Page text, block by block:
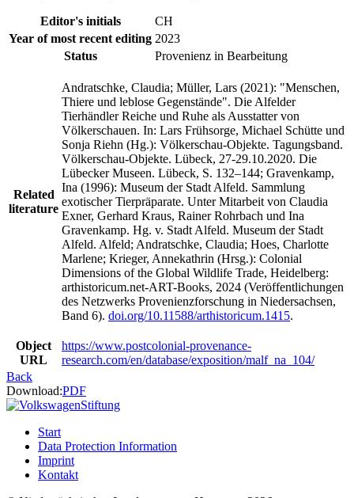
Editor's initials
CH
Year of most recent editing 2023
Status
Provenienz in Bearbeitung
Related
literature
Andratschke, Claudia; Müller, Lars (2021): "Menschen,
Thiere und leblose Gegenstände". Die Alfelder
Tierhändler Reiche und Ruhe als Ausstatter von
Völkerschauen. In: Lars Frühsorge, Michael Schütte und
Sonja Riehn (Hg.): Völkerschau-Objekte. Tagungsband.
Völkerschau-Objekte. Lübeck, 27-29.10.2020. Die
Lübecker Museen. Lübeck, S. 132–144; Gravenkamp,
Ina (1996): Museum der Stadt Alfeld. Sammlung
exotischer Tierpräparate. Unter Mitarbeit von Claudia
Exner, Gerhard Kraus, Rainer Rohrbach und Ina
Gravenkamp. Hg. v. Stadt Alfeld. Museum der Stadt
Alfeld. Alfeld; Andratschke, Claudia; Hoes, Charlotte
Marlene; Krieger, Annekathrin (Hrsg.): Colonial
Dimensions of the Global Wildlife Trade, Heidelberg:
arthistoricum.net-ART-Books, 2024 (Veröffentlichungen
des Netzwerks Provenienzforschung in Niedersachsen,
Band 6). doi.org/10.11588/arthistoricum.1415.
Object
URL
https://www.postcolonial-provenance-
research.com/en/database/exposition/malf_na_104/
Back
Download:PDF
Start
Data Protection Information
Imprint
Kontakt